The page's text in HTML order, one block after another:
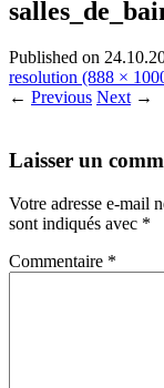
Published on
resolution (888 ×
← Previous Next →
Laisser un
Votre adresse e-mail
sont indiqués avec *
Commentaire *